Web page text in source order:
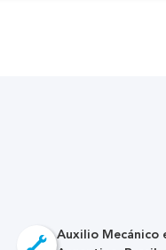
Auxilio Mecánico